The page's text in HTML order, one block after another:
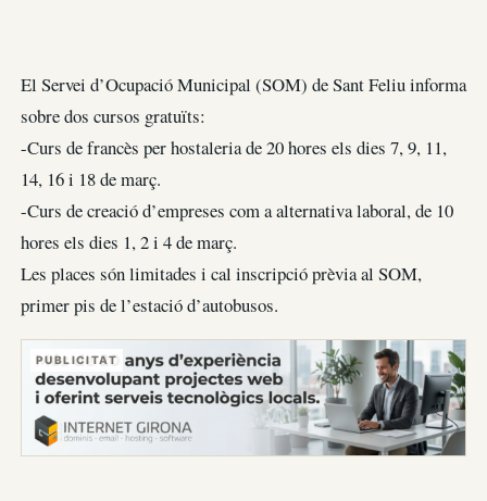
El Servei d’Ocupació Municipal (SOM) de Sant Feliu informa
sobre dos cursos gratuïts:
-Curs de francès per hostaleria de 20 hores els dies 7, 9, 11,
14, 16 i 18 de març.
-Curs de creació d’empreses com a alternativa laboral, de 10
hores els dies 1, 2 i 4 de març.
Les places són limitades i cal inscripció prèvia al SOM,
primer pis de l’estació d’autobusos.
PUBLICITAT